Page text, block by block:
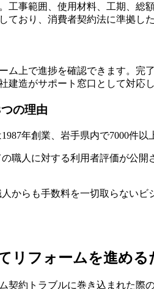
工事範囲、使用材料、工期、総
ており、消費者契約法に準拠し
ム上で進捗を確認できます。
建造がサポート窓口として対応し
の理由
年創業、岩手県内で7000件
職人に対する利用者評価が公開
からも手数料を一切取らないビ
リフォームを進める
契約トラブルに巻き込まれた